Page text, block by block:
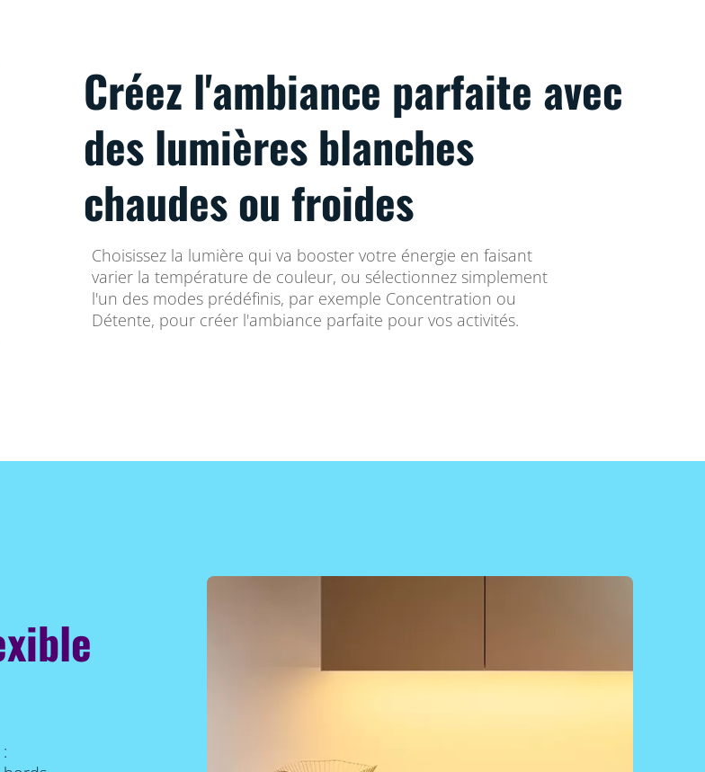
Créez l'ambiance parfaite avec
des lumières blanches
chaudes ou froides
Choisissez la lumière qui va booster votre énergie en faisant
varier la température de couleur, ou sélectionnez simplement
l'un des modes prédéfinis, par exemple Concentration ou
Détente, pour créer l'ambiance parfaite pour vos activités.